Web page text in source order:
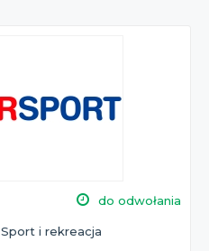
do odwołania
Sport i rekreacja